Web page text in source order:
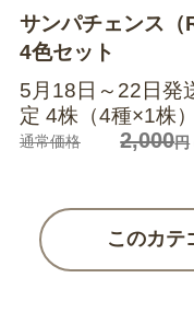
サンパチェンス（
4色セット
5月18日～22日発
定 4株（4種×1株
通常価格 2,000円
このカテ